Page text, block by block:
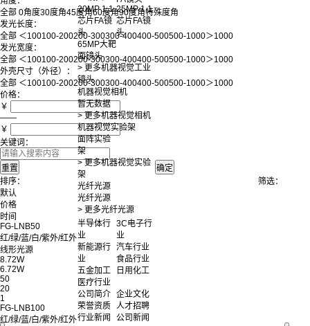
20MP 1.1
芯片FA镜
头
25MP 1.1
芯片FA镜
头
65MP大靶
面镜头
> 更多机器视觉工业
镜头
机器视觉相机
暂无数据
> 更多机器视觉相机
机器视觉实验架
面阵实验
架
> 更多机器视觉实验
架
光纤光源
光纤光源
> 更多光纤光源
半导体行
业
3C电子行
业
新能源行
业
汽车行业
食品行业
五金加工
日用化工
医疗行业
公司简介 企业文化
荣誉资质 人才招聘
行业新闻
公司新闻
全部 0角度30度角45度角60度角90度角特殊度角
发光长度：
全部 ＜100100-200200-300300-400400-500500-1000＞1000
发光宽度：
全部 ＜100100-200200-300300-400400-500500-1000＞1000
外壳尺寸（外径）：
全部 ＜100100-200200-300300-400400-500500-1000＞1000
价格：
￥
——
￥
关键词：
排序：
默认
价格
时间
筛选：
FG-LNB50
红/绿/蓝/白/紫外/红外
线形光源
8.72W
6.72W
50
20
1
FG-LNB100
红/绿/蓝/白/紫外/红外